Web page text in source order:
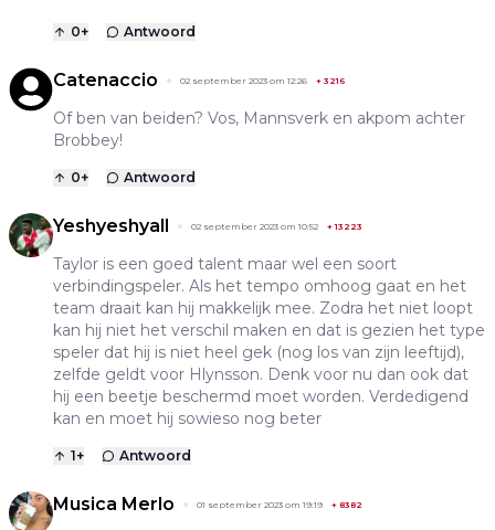
0+ Antwoord
Catenaccio 02 september 2023 om 12:26 + 3216
Of ben van beiden? Vos, Mannsverk en akpom achter
Brobbey!
0+ Antwoord
Yeshyeshyall 02 september 2023 om 10:52 +13223
Taylor is een goed talent maar wel een soort
verbindingspeler. Als het tempo omhoog gaat en het
team draait kan hij makkelijk mee. Zodra het niet loopt
kan hij niet het verschil maken en dat is gezien het type
speler dat hij is niet heel gek (nog los van zijn leeftijd),
zelfde geldt voor Hlynsson. Denk voor nu dan ook dat
hij een beetje beschermd moet worden. Verdedigend
kan en moet hij sowieso nog beter
1+ Antwoord
Musica Merlo 01 september 2023 om 19:19 + 8382